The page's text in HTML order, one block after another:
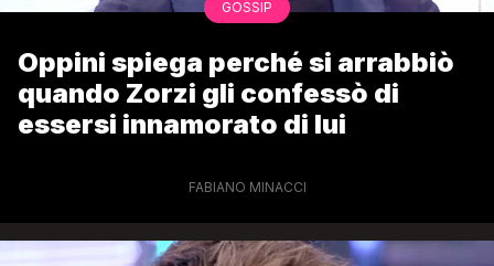
GOSSIP
Oppini spiega perché si arrabbiò
quando Zorzi gli confessò di
essersi innamorato di lui
FABIANO MINACCI